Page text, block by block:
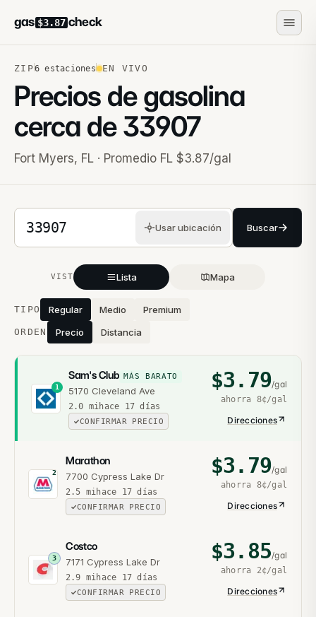
gas $3.87 check
ZIP6 estaciones EN VIVO
Precios de gasolina
cerca de33907
Fort Myers, FL · Promedio FL $3.87/gal
Código postal de 5 dígitos
Usar ubicación Buscar
VISTA Lista Mapa
Estaciones cercanas
TIPO Regular Medio Premium
ORDEN Precio Distancia
1
Sam's Club MÁS BARATO
5170 Cleveland Ave
2.0 mihace 17 días
CONFIRMAR PRECIO
$3.79/gal
ahorra 8¢/gal
Direcciones
2
Marathon
7700 Cypress Lake Dr
2.5 mihace 17 días
CONFIRMAR PRECIO
$3.79/gal
ahorra 8¢/gal
Direcciones
3
Costco
7171 Cypress Lake Dr
2.9 mihace 17 días
CONFIRMAR PRECIO
$3.85/gal
ahorra 2¢/gal
Direcciones